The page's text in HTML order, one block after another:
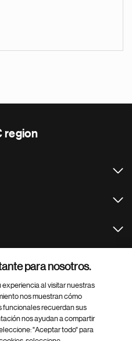
region
para nosotros.
experiencia al visitar nuestras
nos muestran cómo
funcionales recuerdan sus
nos ayudan a compartir
"Aceptar todo" para